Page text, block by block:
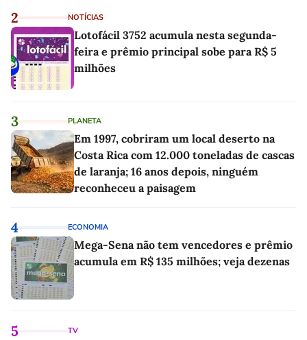
2 NOTÍCIAS
Lotofácil 3752 acumula nesta segunda-
feira e prêmio principal sobe para R$ 5
milhões
3 PLANETA
Em 1997, cobriram um local deserto na
Costa Rica com 12.000 toneladas de cascas
de laranja; 16 anos depois, ninguém
reconheceu a paisagem
4 ECONOMIA
Mega-Sena não tem vencedores e prêmio
acumula em R$ 135 milhões; veja dezenas
5 TV